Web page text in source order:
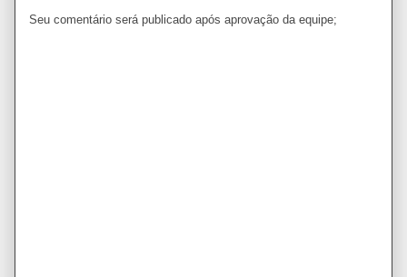
Seu comentário será publicado após aprovação da equipe;